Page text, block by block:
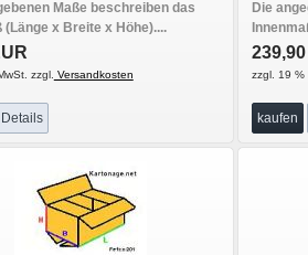
Maße beschreiben das
(Länge x Breite x Höhe)....
zzgl. Versandkosten
Details
Die
zzgl. 19 %
kaufen